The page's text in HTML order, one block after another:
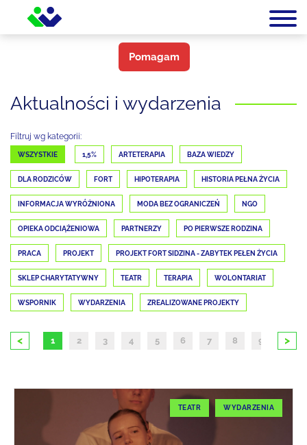
Pomagam
Aktualności i wydarzenia
Filtruj wg kategorii:
WSZYSTKIE 1,5% ARTETERAPIA BAZA WIEDZY
DLA RODZICÓW FORT HIPOTERAPIA HISTORIA PEŁNA ŻYCIA
INFORMACJA WYRÓŻNIONA MODA BEZ OGRANICZEŃ NGO
OPIEKA ODCIĄŻENIOWA PARTNERZY PO PIERWSZE RODZINA
PRACA PROJEKT PROJEKT FORT SIDZINA - ZABYTEK PEŁEN ŻYCIA
SKLEP CHARYTATYWNY TEATR TERAPIA WOLONTARIAT
WSPORNIK WYDARZENIA ZREALIZOWANE PROJEKTY
< 1 2 3 4 5 6 7 8 9 10
>
TEATR WYDARZENIA